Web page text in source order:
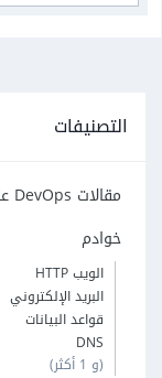
التصنيفات
مقالات DevOps عامة
خوادم
الويب HTTP
البريد الإلكتروني
قواعد البيانات
DNS
(و 1 أكثر)